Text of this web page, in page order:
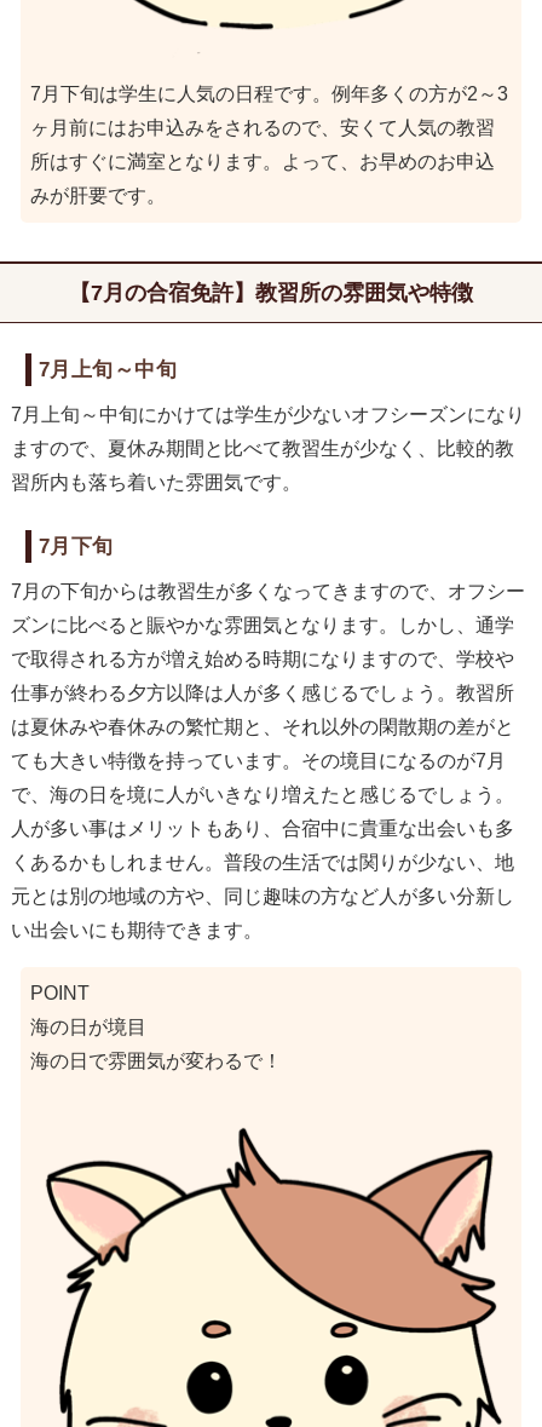
7月下旬は学生に人気の日程です。例年多くの方が2～3
ヶ月前にはお申込みをされるので、安くて人気の教習
所はすぐに満室となります。よって、お早めのお申込
みが肝要です。
【7月の合宿免許】教習所の雰囲気や特徴
7月上旬～中旬
7月上旬～中旬にかけては学生が少ないオフシーズンになり
ますので、夏休み期間と比べて教習生が少なく、比較的教
習所内も落ち着いた雰囲気です。
7月下旬
7月の下旬からは教習生が多くなってきますので、オフシー
ズンに比べると賑やかな雰囲気となります。しかし、通学
で取得される方が増え始める時期になりますので、学校や
仕事が終わる夕方以降は人が多く感じるでしょう。教習所
は夏休みや春休みの繁忙期と、それ以外の閑散期の差がと
ても大きい特徴を持っています。その境目になるのが7月
で、海の日を境に人がいきなり増えたと感じるでしょう。
人が多い事はメリットもあり、合宿中に貴重な出会いも多
くあるかもしれません。普段の生活では関りが少ない、地
元とは別の地域の方や、同じ趣味の方など人が多い分新し
い出会いにも期待できます。
POINT
海の日が境目
海の日で雰囲気が変わるで！